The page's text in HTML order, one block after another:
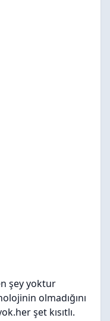
şey yoktur
olmadığını
şet kısıtlı.